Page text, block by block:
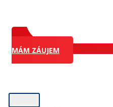
MÁM ZÁUJEM